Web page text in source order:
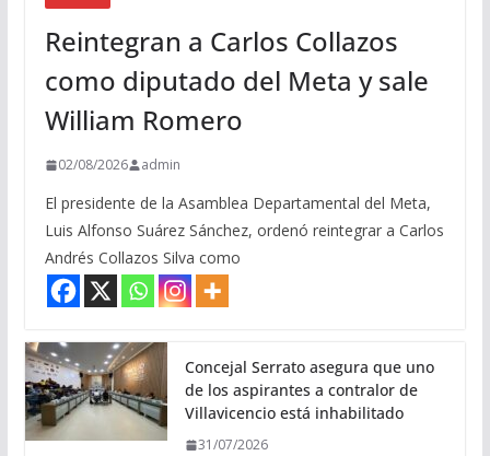
Reintegran a Carlos Collazos
como diputado del Meta y sale
William Romero
02/08/2026 admin
El presidente de la Asamblea Departamental del Meta,
Luis Alfonso Suárez Sánchez, ordenó reintegrar a Carlos
Andrés Collazos Silva como
Concejal Serrato asegura que uno
de los aspirantes a contralor de
Villavicencio está inhabilitado
31/07/2026